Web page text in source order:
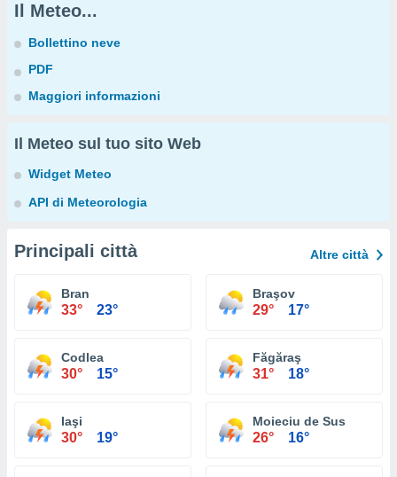
Il Meteo...
Bollettino neve
PDF
Maggiori informazioni
Il Meteo sul tuo sito Web
Widget Meteo
API di Meteorologia
Principali città Altre città
Bran
33° 23°
Braşov
29° 17°
Codlea
30° 15°
Făgăraş
31° 18°
Iaşi
30° 19°
Moieciu de Sus
26° 16°